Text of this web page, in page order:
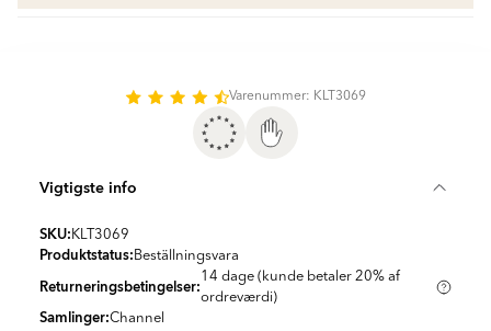
Fliseliste Varenummer: KLT3069
Vigtigste info
SKU: KLT3069
Produktstatus: Beställningsvara
Returneringsbetingelser:14 dage (kunde betaler 20% af
ordreværdi)
Samlinger:Channel